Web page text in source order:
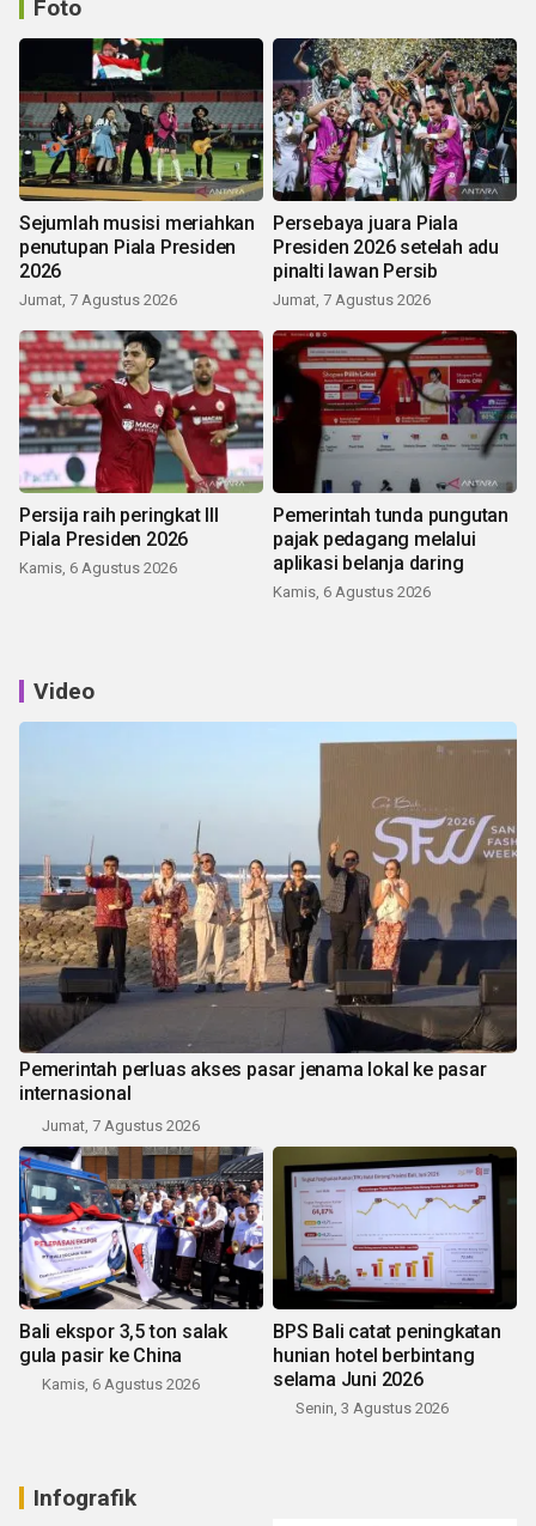
Foto
Sejumlah musisi meriahkan
penutupan Piala Presiden
2026
Jumat, 7 Agustus 2026
Persebaya juara Piala
Presiden 2026 setelah adu
pinalti lawan Persib
Jumat, 7 Agustus 2026
Persija raih peringkat III
Piala Presiden 2026
Kamis, 6 Agustus 2026
Pemerintah tunda pungutan
pajak pedagang melalui
aplikasi belanja daring
Kamis, 6 Agustus 2026
Video
Pemerintah perluas akses pasar jenama lokal ke pasar
internasional
Jumat, 7 Agustus 2026
Bali ekspor 3,5 ton salak
gula pasir ke China
Kamis, 6 Agustus 2026
BPS Bali catat peningkatan
hunian hotel berbintang
selama Juni 2026
Senin, 3 Agustus 2026
Infografik